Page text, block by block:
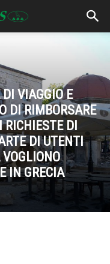
VIAGGIO E
DI RIMBORSARE
DI
DI UTENTI
IN GRECIA